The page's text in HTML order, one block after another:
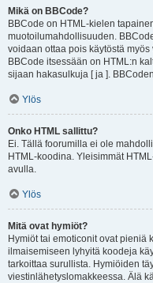
Mikä on BBCode?
BBCode on HTML-kielen
muotoilumahdollisuuden.
voidaan ottaa pois käytöstä
BBCode itsessään on HTML:n
sijaan hakasulkuja [ ja ].
Ylös
Onko HTML sallittu?
Ei. Tällä foorumilla ei ole
HTML-koodina. Yleisimmät
avulla.
Ylös
Mitä ovat hymiöt?
Hymiöt tai emoticonit ovat pieniä
ilmaisemiseen lyhyitä koodeja
tarkoittaa surullista. Hymiöiden
viestinlähetyslomakkeessa. Älä